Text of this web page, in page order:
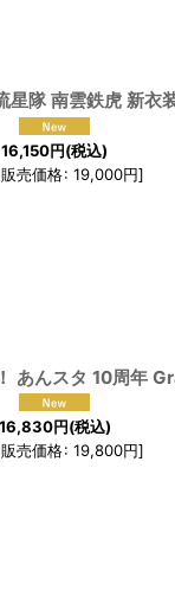
星隊 南雲鉄虎 新衣
16,150円(税込)
売価格: 19,000円]
16,830円(税込)
売価格: 19,800円]